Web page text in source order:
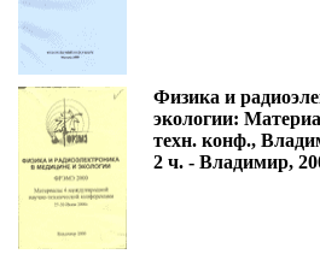
Физика и
экологии:
техн. конф.,
2 ч. - Владимир,